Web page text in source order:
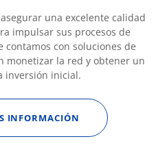
una excelente calidad
impulsar sus procesos de
contamos con soluciones de
monetizar la red y obtener un
inversión inicial.
INFORMACIÓN